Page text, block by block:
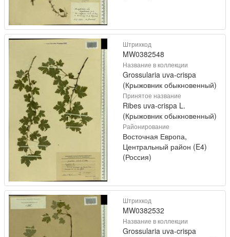
Штрихкод
MW0382548
Название в коллекции
Grossularia uva-crispa
(Крыжовник обыкновенный)
Принятое название
Ribes uva-crispa L.
(Крыжовник обыкновенный)
Районирование
Восточная Европа,
Центральный район (E4)
(Россия)
Штрихкод
MW0382532
Название в коллекции
Grossularia uva-crispa